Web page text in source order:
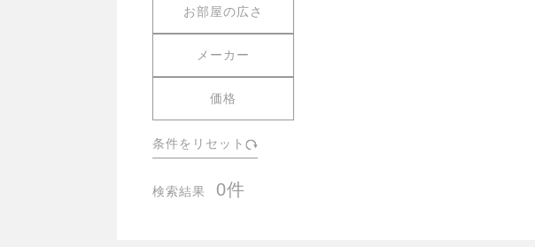
お部屋の広さ
メーカー
価格
条件をリセット
検索結果 0件